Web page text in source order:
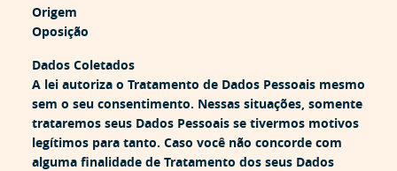
Origem
Oposição
Dados Coletados
A lei autoriza o Tratamento de Dados Pessoais mesmo
sem o seu consentimento. Nessas situações, somente
trataremos seus Dados Pessoais se tivermos motivos
legítimos para tanto. Caso você não concorde com
alguma finalidade de Tratamento dos seus Dados